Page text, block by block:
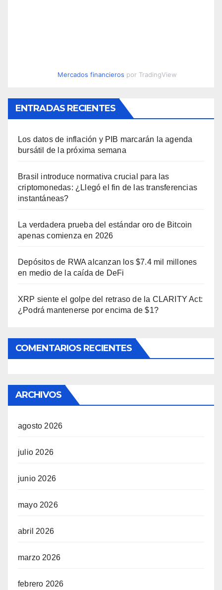
Mercados financieros por TradingView
ENTRADAS RECIENTES
Los datos de inflación y PIB marcarán la agenda
bursátil de la próxima semana
Brasil introduce normativa crucial para las
criptomonedas: ¿Llegó el fin de las transferencias
instantáneas?
La verdadera prueba del estándar oro de Bitcoin
apenas comienza en 2026
Depósitos de RWA alcanzan los $7.4 mil millones
en medio de la caída de DeFi
XRP siente el golpe del retraso de la CLARITY Act:
¿Podrá mantenerse por encima de $1?
COMENTARIOS RECIENTES
ARCHIVOS
agosto 2026
julio 2026
junio 2026
mayo 2026
abril 2026
marzo 2026
febrero 2026